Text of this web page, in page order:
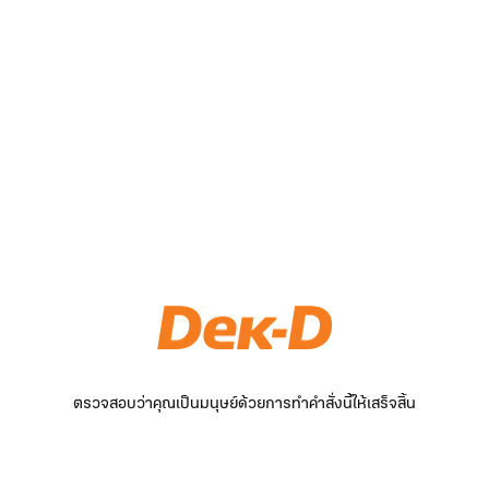
ตรวจสอบว่าคุณเป็นมนุษย์ด้วยการทำคำสั่งนี้ให้เสร็จสิ้น